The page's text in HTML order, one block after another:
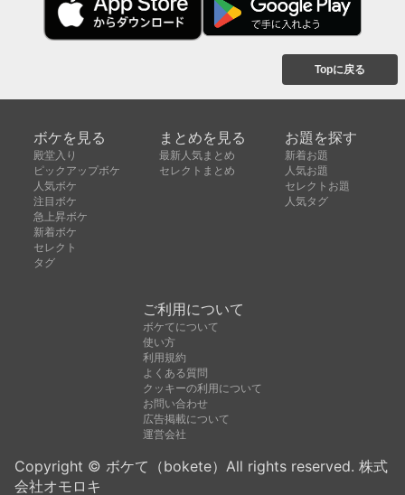
Topに戻る
ボケを見る
殿堂入り
ピックアップボケ
人気ボケ
注目ボケ
急上昇ボケ
新着ボケ
セレクト
タグ
まとめを見る
最新人気まとめ
セレクトまとめ
お題を探す
新着お題
人気お題
セレクトお題
人気タグ
ご利用について
ボケてについて
使い方
利用規約
よくある質問
クッキーの利用について
お問い合わせ
広告掲載について
運営会社
Copyright © ボケて（bokete）All rights reserved. 株式
会社オモロキ